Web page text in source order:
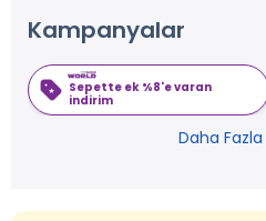
Kampanyalar
Sepette ek %8'e varan
indirim
Daha